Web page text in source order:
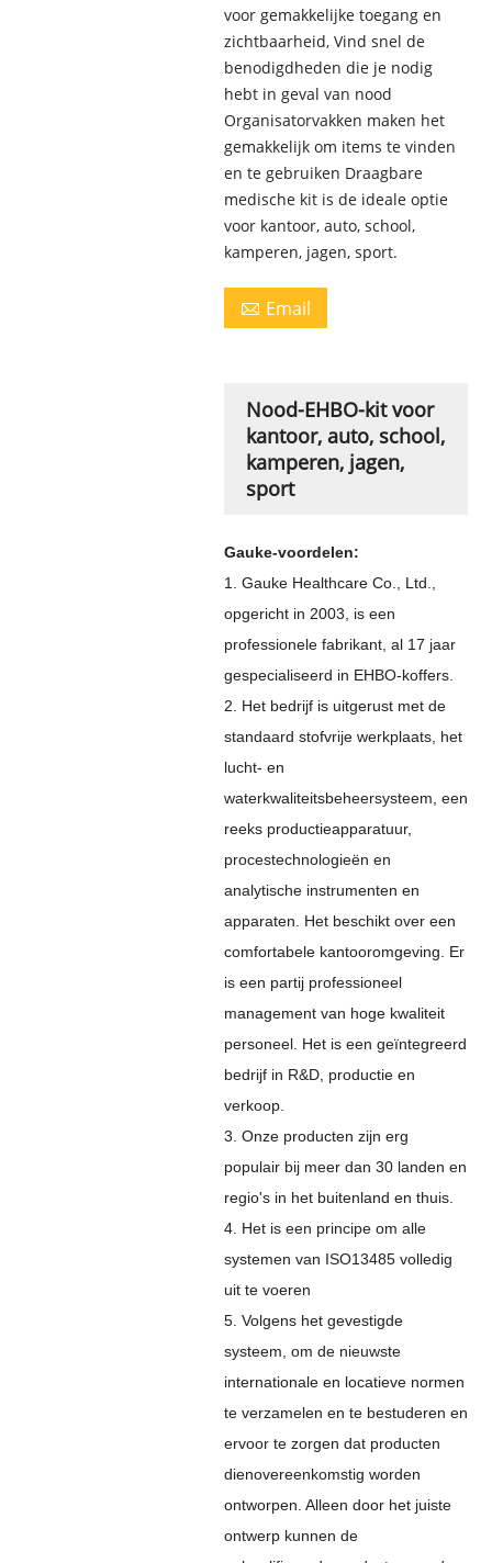
voor gemakkelijke toegang en
zichtbaarheid, Vind snel de
benodigdheden die je nodig
hebt in geval van nood
Organisatorvakken maken het
gemakkelijk om items te vinden
en te gebruiken Draagbare
medische kit is de ideale optie
voor kantoor, auto, school,
kamperen, jagen, sport.
 Email
Nood-EHBO-kit voor
kantoor, auto, school,
kamperen, jagen,
sport
Gauke-voordelen:
1. Gauke Healthcare Co., Ltd.,
opgericht in 2003, is een
professionele fabrikant, al 17 jaar
gespecialiseerd in EHBO-koffers.
2. Het bedrijf is uitgerust met de
standaard stofvrije werkplaats, het
lucht- en
waterkwaliteitsbeheersysteem, een
reeks productieapparatuur,
procestechnologieën en
analytische instrumenten en
apparaten. Het beschikt over een
comfortabele kantooromgeving. Er
is een partij professioneel
management van hoge kwaliteit
personeel. Het is een geïntegreerd
bedrijf in R&D, productie en
verkoop.
3. Onze producten zijn erg
populair bij meer dan 30 landen en
regio's in het buitenland en thuis.
4. Het is een principe om alle
systemen van ISO13485 volledig
uit te voeren
5. Volgens het gevestigde
systeem, om de nieuwste
internationale en locatieve normen
te verzamelen en te bestuderen en
ervoor te zorgen dat producten
dienovereenkomstig worden
ontworpen. Alleen door het juiste
ontwerp kunnen de